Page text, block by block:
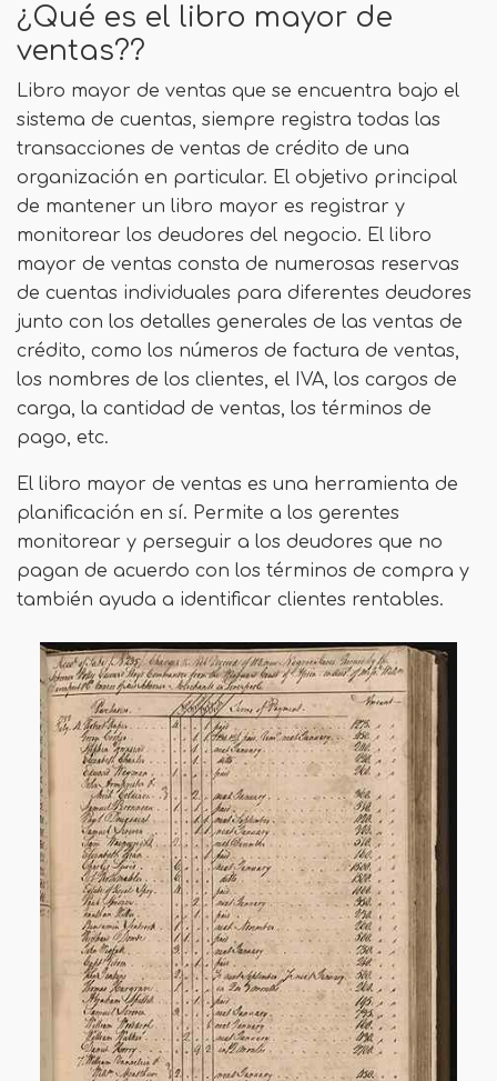
¿Qué es el libro mayor de
ventas??
Libro mayor de ventas que se encuentra bajo el
sistema de cuentas, siempre registra todas las
transacciones de ventas de crédito de una
organización en particular. El objetivo principal
de mantener un libro mayor es registrar y
monitorear los deudores del negocio. El libro
mayor de ventas consta de numerosas reservas
de cuentas individuales para diferentes deudores
junto con los detalles generales de las ventas de
crédito, como los números de factura de ventas,
los nombres de los clientes, el IVA, los cargos de
carga, la cantidad de ventas, los términos de
pago, etc.
El libro mayor de ventas es una herramienta de
planificación en sí. Permite a los gerentes
monitorear y perseguir a los deudores que no
pagan de acuerdo con los términos de compra y
también ayuda a identificar clientes rentables.